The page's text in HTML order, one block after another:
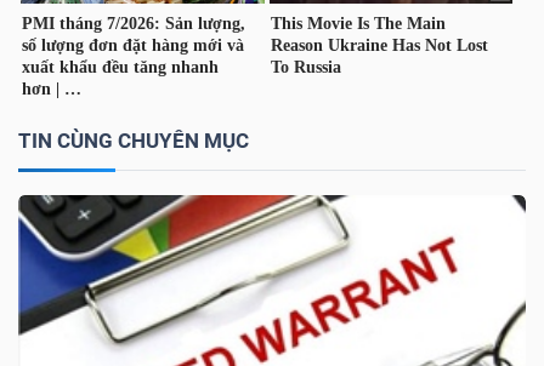
TIN CÙNG CHUYÊN MỤC
CHÍNH
CÁ
NHÂN
PHÂN
TÍCH
VIETSTOCKFINANCE